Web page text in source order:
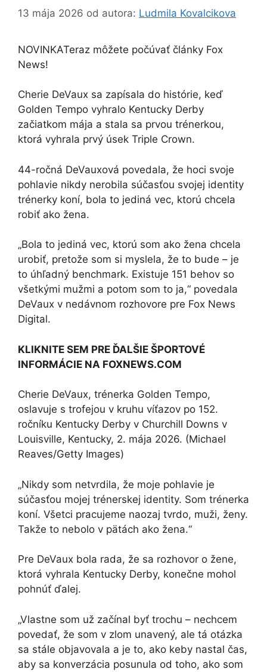
13 mája 2026 od autora: Ludmila Kovalcikova
NOVINKATeraz môžete počúvať články Fox
News!
Cherie DeVaux sa zapísala do histórie, keď
Golden Tempo vyhralo Kentucky Derby
začiatkom mája a stala sa prvou trénerkou,
ktorá vyhrala prvý úsek Triple Crown.
44-ročná DeVauxová povedala, že hoci svoje
pohlavie nikdy nerobila súčasťou svojej identity
trénerky koní, bola to jediná vec, ktorú chcela
robiť ako žena.
„Bola to jediná vec, ktorú som ako žena chcela
urobiť, pretože som si myslela, že to bude – je
to úhľadný benchmark. Existuje 151 behov so
všetkými mužmi a potom som to ja,“ povedala
DeVaux v nedávnom rozhovore pre Fox News
Digital.
KLIKNITE SEM PRE ĎALŠIE ŠPORTOVÉ
INFORMÁCIE NA FOXNEWS.COM
Cherie DeVaux, trénerka Golden Tempo,
oslavuje s trofejou v kruhu víťazov po 152.
ročníku Kentucky Derby v Churchill Downs v
Louisville, Kentucky, 2. mája 2026. (Michael
Reaves/Getty Images)
„Nikdy som netvrdila, že moje pohlavie je
súčasťou mojej trénerskej identity. Som trénerka
koní. Všetci pracujeme naozaj tvrdo, muži, ženy.
Takže to nebolo v pätách ako žena.“
Pre DeVaux bola rada, že sa rozhovor o žene,
ktorá vyhrala Kentucky Derby, konečne mohol
pohnúť ďalej.
„Vlastne som už začínal byť trochu – nechcem
povedať, že som v zlom unavený, ale tá otázka
sa stále objavovala a je to, ako keby nastal čas,
aby sa konverzácia posunula od toho, ako som